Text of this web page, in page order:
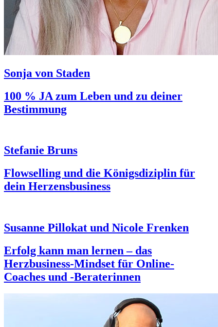
Sonja von Staden
100 % JA zum Leben und zu deiner
Bestimmung
Stefanie Bruns
Flowselling und die Königsdiziplin für
dein Herzensbusiness
Susanne Pillokat und Nicole Frenken
Erfolg kann man lernen – das
Herzbusiness-Mindset für Online-
Coaches und -Beraterinnen